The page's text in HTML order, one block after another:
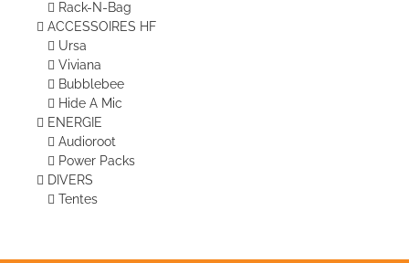
Rack-N-Bag
ACCESSOIRES HF
Ursa
Viviana
Bubblebee
Hide A Mic
ENERGIE
Audioroot
Power Packs
DIVERS
Tentes